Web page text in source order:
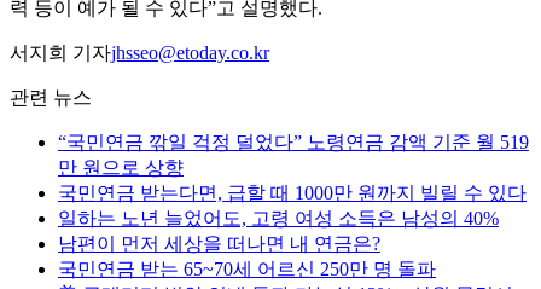
력 등이 예가 될 수 있다”고 설명했다.
서지희 기자jhsseo@etoday.co.kr
관련 뉴스
“국민연금 깎일 걱정 덜었다” 노령연금 감액 기준 월 519
만 원으로 상향
국민연금 받는다면, 급할 때 1000만 원까지 빌릴 수 있다
일하는 노년 늘었어도, 고령 여성 소득은 남성의 40%
남편이 먼저 세상을 떠나면 내 연금은?
국민연금 받는 65~70세 어르신 250만 명 돌파